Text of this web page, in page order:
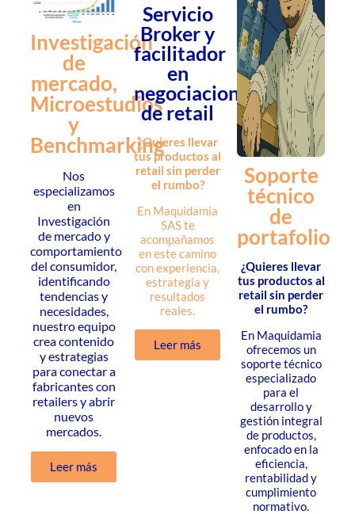
Investigación
de
mercado,
Microestudios
y
Benchmarking
Nos
especializamos
en
Investigación
de mercado y
comportamiento
del consumidor,
identificando
tendencias y
necesidades,
nuestro equipo
crea contenido
y estrategias
para conectar a
fabricantes con
retailers y abrir
nuevos
mercados.
Leer más
Servicio
Broker y
facilitador
en
negociaciones
de retail
¿Quieres llevar
tus productos al
retail sin perder
el rumbo?
En Maquidamia
SAS te
acompañamos
en este camino
con experiencia,
estrategia y
resultados
reales.
Leer más
Soporte
técnico
de
portafolio
¿Quieres llevar
tus productos al
retail sin perder
el rumbo?
En Maquidamia
ofrecemos un
soporte técnico
especializado
para el
desarrollo y
gestión integral
de productos,
enfocado en la
eficiencia,
rentabilidad y
cumplimiento
normativo.